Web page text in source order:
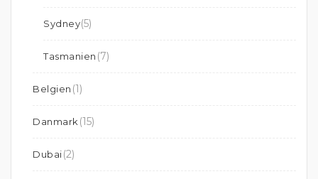
Sydney(5)
Tasmanien (7)
Belgien (1)
Danmark (15)
Dubai(2)